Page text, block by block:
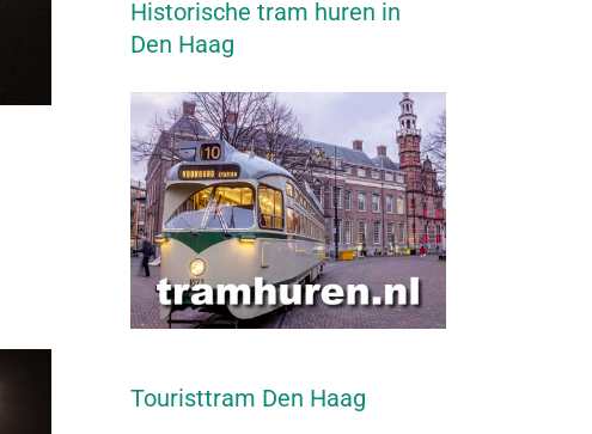
Historische tram huren in
Den Haag
Touristtram Den Haag